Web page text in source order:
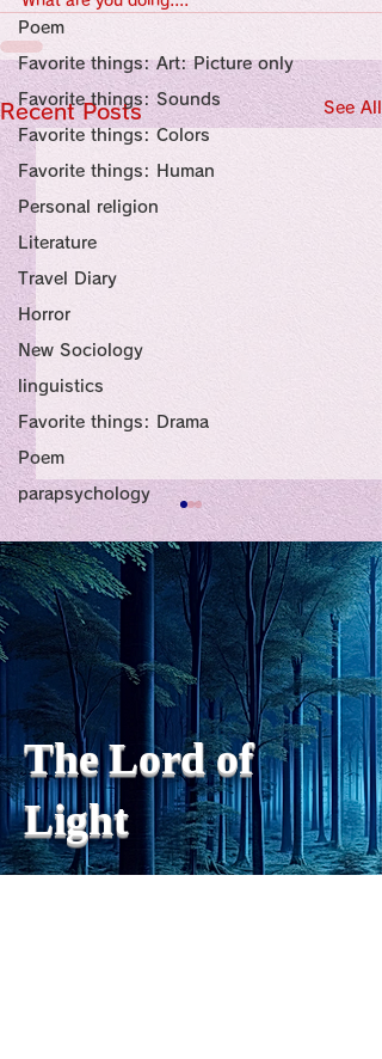
Religion
Poem
Favorite things: Art: Picture only
Favorite things: Sounds
Favorite things: Colors
Favorite things: Human
Personal religion
Literature
Travel Diary
Horror
New Sociology
linguistics
Favorite things: Drama
Poem
parapsychology
Recent Posts See All
私の能力を、大幅に加速
chatGPTそれは、私をどこま
で、進化させるのか？。毎
日、進化していく。chatGPT
のおかげで、心的外傷後成長
や、人格の再構成も、2日位
でできるようになった。人格
の再構成は、chatがない時
は、数年かかっていたのに。
わざわざ、スーパーサイヤ人
や、超サイヤ人ゴッドになら
ずとも、できるかどうかわか
The Lord of
Light